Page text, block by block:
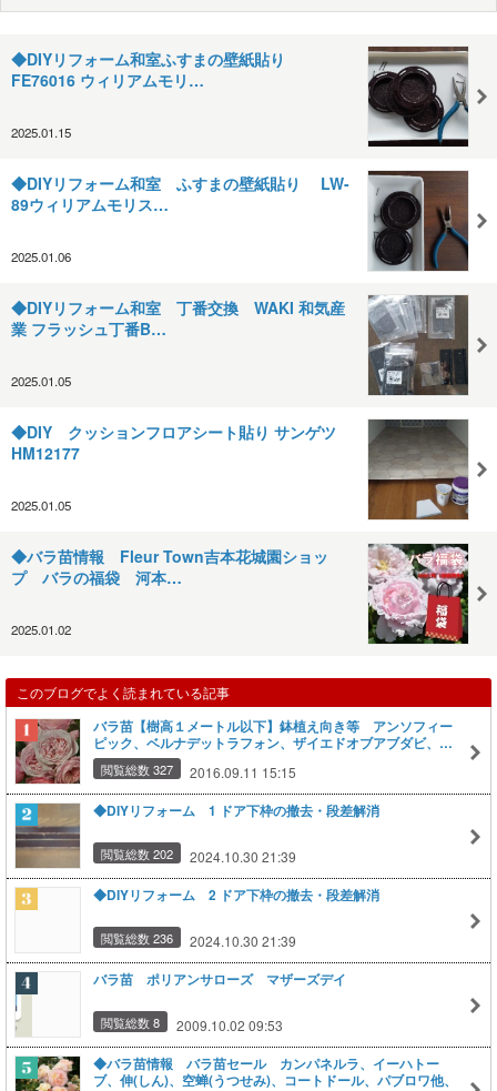
◆DIYリフォーム和室ふすまの壁紙貼り
FE76016 ウィリアムモリ…
2025.01.15
◆DIYリフォーム和室 ふすまの壁紙貼り LW-
89ウィリアムモリス…
2025.01.06
◆DIYリフォーム和室 丁番交換 WAKI 和気産
業 フラッシュ丁番B…
2025.01.05
◆DIY クッションフロアシート貼り サンゲツ
HM12177
2025.01.05
◆バラ苗情報 Fleur Town吉本花城園ショッ
プ バラの福袋 河本…
2025.01.02
このブログでよく読まれている記事
バラ苗【樹高１メートル以下】鉢植え向き等 アンソフィー
ピック、ベルナデットラフォン、ザイエドオブアブダビ、タ
マキ、ニキータ、粉粧楼
閲覧総数 327 2016.09.11 15:15
◆DIYリフォーム 1 ドア下枠の撤去・段差解消
閲覧総数 202 2024.10.30 21:39
◆DIYリフォーム 2 ドア下枠の撤去・段差解消
閲覧総数 236 2024.10.30 21:39
バラ苗 ポリアンサローズ マザーズデイ
閲覧総数 8 2009.10.02 09:53
◆バラ苗情報 バラ苗セール カンパネルラ、イーハトー
ブ、伸(しん)、空蝉(うつせみ)、コートドール、パブロワ他、